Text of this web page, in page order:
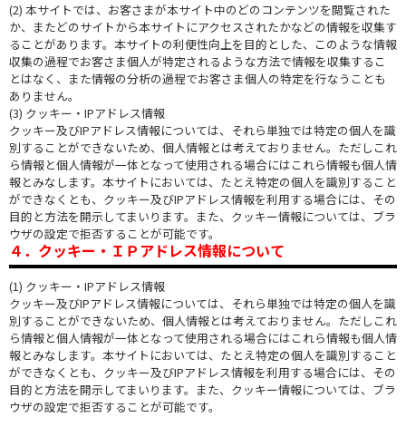
(2) 本サイトでは、お客さまが本サイト中のどのコンテンツを閲覧された
か、またどのサイトから本サイトにアクセスされたかなどの情報を収集す
ることがあります。本サイトの利便性向上を目的とした、このような情報
収集の過程でお客さま個人が特定されるような方法で情報を収集するこ
とはなく、また情報の分析の過程でお客さま個人の特定を行なうことも
ありません。
(3) クッキー・IPアドレス情報
クッキー及びIPアドレス情報については、それら単独では特定の個人を識
別することができないため、個人情報とは考えておりません。ただしこれ
ら情報と個人情報が一体となって使用される場合にはこれら情報も個人情
報とみなします。本サイトにおいては、たとえ特定の個人を識別すること
ができなくとも、クッキー及びIPアドレス情報を利用する場合には、その
目的と方法を開示してまいります。また、クッキー情報については、ブラ
ウザの設定で拒否することが可能です。
４．クッキー・ＩＰアドレス情報について
(1) クッキー・IPアドレス情報
クッキー及びIPアドレス情報については、それら単独では特定の個人を識
別することができないため、個人情報とは考えておりません。ただしこれ
ら情報と個人情報が一体となって使用される場合にはこれら情報も個人情
報とみなします。本サイトにおいては、たとえ特定の個人を識別すること
ができなくとも、クッキー及びIPアドレス情報を利用する場合には、その
目的と方法を開示してまいります。また、クッキー情報については、ブラ
ウザの設定で拒否することが可能です。